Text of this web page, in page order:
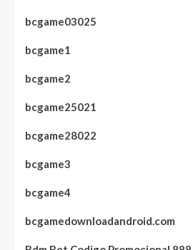
bcgame03025
bcgame1
bcgame2
bcgame25021
bcgame28022
bcgame3
bcgame4
bcgamedownloadandroid.com